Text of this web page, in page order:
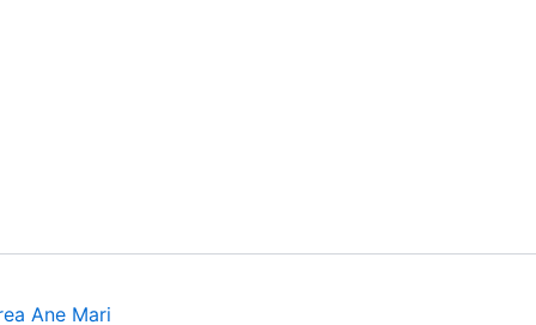
Ane Mari